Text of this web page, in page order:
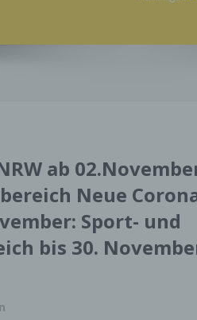
ab
Neue
Sport- und
bis 30.